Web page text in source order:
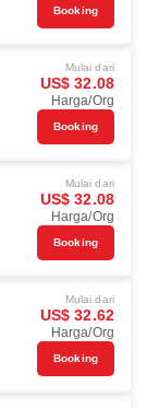
Booking
Mulai dari
US$ 32.08
Harga/Org
Booking
Mulai dari
US$ 32.08
Harga/Org
Booking
Mulai dari
US$ 32.62
Harga/Org
Booking